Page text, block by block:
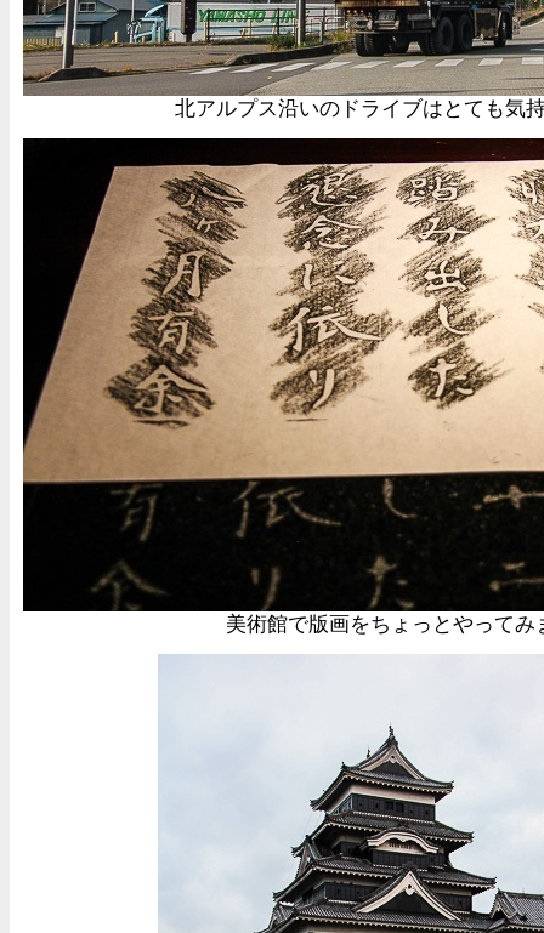
北アルプス沿いのドライブはとても気
美術館で版画をちょっとやってみ